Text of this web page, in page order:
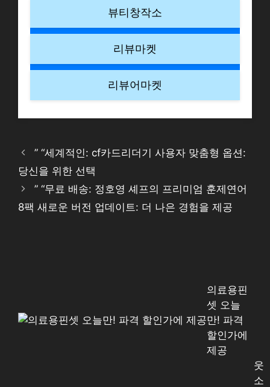
뷰티창작소
리뷰마켓
리뷰어마켓
” “세계적인: cf카드리더기 사용자 맞춤형 옵션:
당신을 위한 선택
” “무료 배송: 정호영 셰프의 프리미엄 훈제연어
8팩 새로운 버전 업데이트: 더 나은 경험을 제공
의료용핀
셋 오늘
만! 파격
할인가에
제공
웃
소